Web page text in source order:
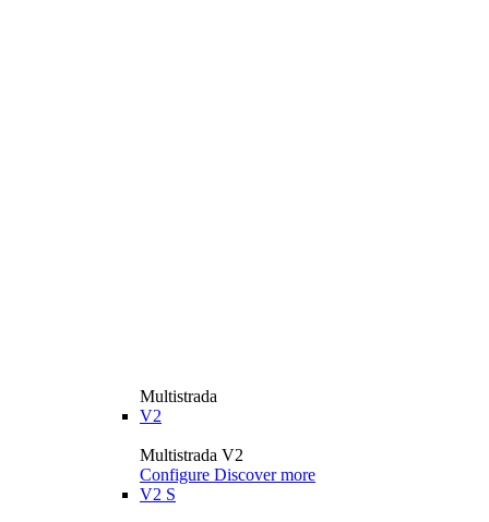
Multistrada
V2
Multistrada V2
Configure Discover more
V2 S